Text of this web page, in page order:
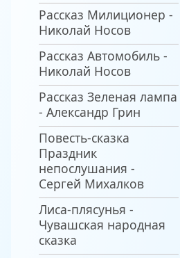
Рассказ Милиционер -
Николай Носов
Рассказ Автомобиль -
Николай Носов
Рассказ Зеленая лампа
- Александр Грин
Повесть-сказка
Праздник
непослушания -
Сергей Михалков
Лиса-плясунья -
Чувашская народная
сказка